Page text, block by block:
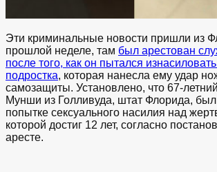
Эти криминальные новости пришли из
прошлой неделе, там был арестован
после того, как он пытался
подростка, которая нанесла ему удар
самозащиты. Установлено, что 67-
Мунши из Голливуда, штат Флорида,
попытке сексуального насилия над
которой достиг 12 лет, согласно
аресте.